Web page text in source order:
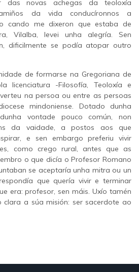
das novas achegas da teoloxía
da vida conducíronnos a
cando me dixeron que estaba de
Vilalba, levei unha alegría. Sen
dificilmente se podía atopar outro
de formarse na Gregoriana de
licenciatura -Filosofía, Teoloxía e
na persoa ou entre as persoas
mindoniense. Dotado dunha
vontade pouco común, non
da vaidade, a postos aos que
e sen embargo preferiu vivir
como crego rural, antes que as
o que dicía o Profesor Romano
se aceptaría unha mitra ou un
que quería vivir e terminar
era: profesor, sen máis. Uxío tamén
clara a súa misión: ser sacerdote ao